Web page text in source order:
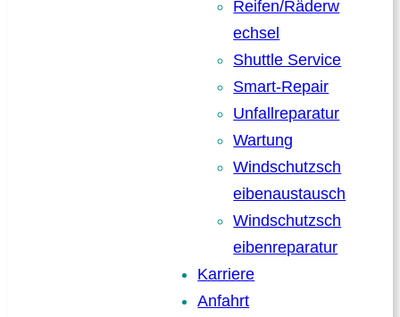
Reifen/Räderw
echsel
Shuttle Service
Smart-Repair
Unfallreparatur
Wartung
Windschutzsch
eibenaustausch
Windschutzsch
eibenreparatur
Karriere
Anfahrt